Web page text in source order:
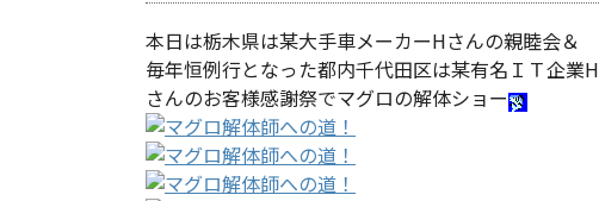
本日は栃木県は某大手車メーカーHさんの親睦会＆
毎年恒例行となった都内千代田区は某有名ＩＴ企業H
さんのお客様感謝祭でマグロの解体ショー